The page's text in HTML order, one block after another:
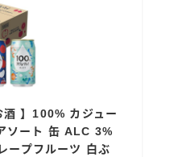
酒 】100% カジュー
ソート 缶 ALC 3%
ープフルーツ 白ぶ